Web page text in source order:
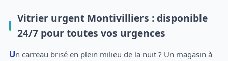
Vitrier urgent Montivilliers : disponible
24/7 pour toutes vos urgences
Un carreau brisé en plein milieu de la nuit ? Un magasin à